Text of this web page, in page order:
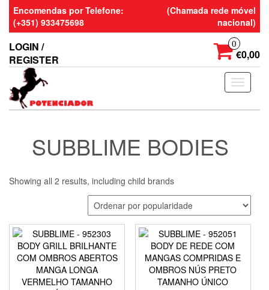
Skip
the
content
Encomendas por Telefone:
(+351) 933475698
(Chamada rede móvel
nacional)
LOGIN /
REGISTER
0
€0,00
Toggle
SUBBLIME BODIES
Showing all 2 results, including child brands